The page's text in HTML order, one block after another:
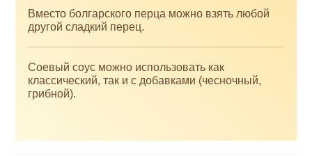
Вместо болгарского перца можно взять любой
другой сладкий перец.
Соевый соус можно использовать как
классический, так и с добавками (чесночный,
грибной).